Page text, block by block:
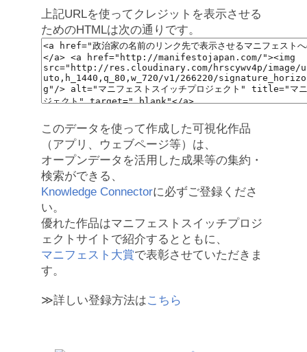
上記URLを使ってクレジットを表示させる
ためのHTMLは次の通りです。
このデータを使って作成した可視化作品
（アプリ、ウェブページ等）は、
オープンデータを活用した成果等の集約・
検索ができる、
Knowledge Connectorに必ずご登録くださ
い。
優れた作品はマニフェストスイッチプロジ
ェクトサイトで紹介するとともに、
マニフェスト大賞で表彰させていただきま
す。
≫詳しい登録方法はこちら